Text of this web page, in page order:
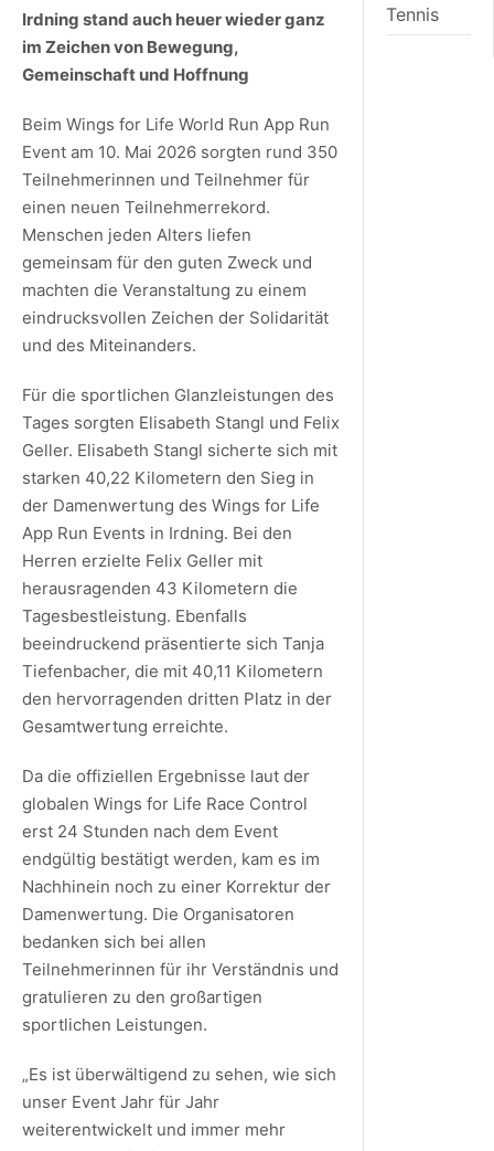
Irdning stand auch heuer wieder ganz
im Zeichen von Bewegung,
Gemeinschaft und Hoffnung
Beim Wings for Life World Run App Run
Event am 10. Mai 2026 sorgten rund 350
Teilnehmerinnen und Teilnehmer für
einen neuen Teilnehmerrekord.
Menschen jeden Alters liefen
gemeinsam für den guten Zweck und
machten die Veranstaltung zu einem
eindrucksvollen Zeichen der Solidarität
und des Miteinanders.
Für die sportlichen Glanzleistungen des
Tages sorgten Elisabeth Stangl und Felix
Geller. Elisabeth Stangl sicherte sich mit
starken 40,22 Kilometern den Sieg in
der Damenwertung des Wings for Life
App Run Events in Irdning. Bei den
Herren erzielte Felix Geller mit
herausragenden 43 Kilometern die
Tagesbestleistung. Ebenfalls
beeindruckend präsentierte sich Tanja
Tiefenbacher, die mit 40,11 Kilometern
den hervorragenden dritten Platz in der
Gesamtwertung erreichte.
Da die offiziellen Ergebnisse laut der
globalen Wings for Life Race Control
erst 24 Stunden nach dem Event
endgültig bestätigt werden, kam es im
Nachhinein noch zu einer Korrektur der
Damenwertung. Die Organisatoren
bedanken sich bei allen
Teilnehmerinnen für ihr Verständnis und
gratulieren zu den großartigen
sportlichen Leistungen.
„Es ist überwältigend zu sehen, wie sich
unser Event Jahr für Jahr
weiterentwickelt und immer mehr
Tennis